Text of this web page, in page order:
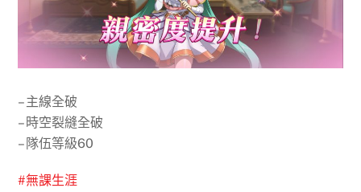
– 主線全破
– 時空裂縫全破
– 隊伍等級60
#無課生涯